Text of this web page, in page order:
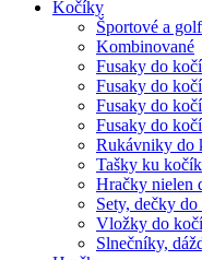
Kočíky
Športové a
Kombinované
Fusaky do
Fusaky do
Fusaky do
Fusaky do
Rukávniky do
Tašky ku
Hračky nielen
Sety, dečky
Vložky do
Slnečníky,